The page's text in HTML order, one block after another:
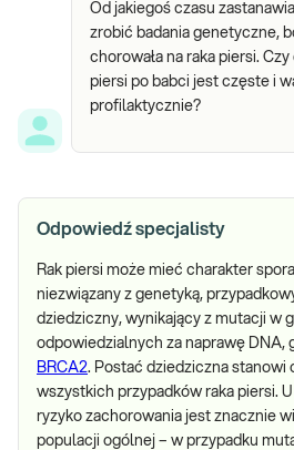
Od jakiegoś czasu
zrobić badania genetyczne,
chorowała na raka piersi.
piersi po babci jest częste i
profilaktycznie?
Odpowiedź specjalisty
Rak piersi może mieć charakter
niezwiązany z genetyką,
dziedziczny, wynikający z mutacji w
odpowiedzialnych za naprawę DNA,
BRCA2. Postać dziedziczna stanowi
wszystkich przypadków raka piersi.
ryzyko zachorowania jest znacznie
populacji ogólnej – w przypadku